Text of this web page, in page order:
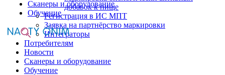
Сканеры и оборудование
Обучение
добавок к пище
Регистрация в ИС МПТ
Заявка на партнёрство маркировки
Интеграторы
Потребителям
Новости
Сканеры и оборудование
Обучение